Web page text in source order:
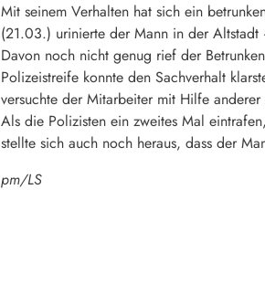
Mit seinem Verhalten hat sich ein
(21.03.) urinierte der Mann in der Altstadt
Davon noch nicht genug rief der
Polizeistreife konnte den Sachverhalt
versuchte der Mitarbeiter mit Hilfe
Als die Polizisten ein zweites Mal
stellte sich auch noch heraus, dass der
pm/LS